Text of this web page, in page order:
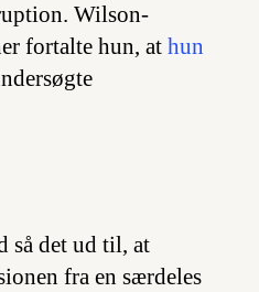
Wilson-
fortalte hun, at hun
så det ud til, at
fra en særdeles